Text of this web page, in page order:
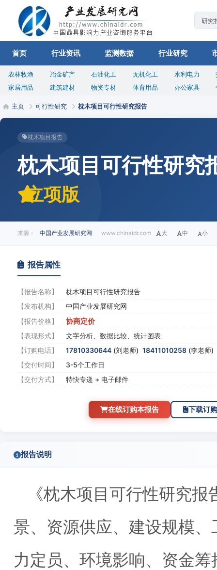
首页 行业资讯 监测数据 行业研究
农林牧渔 冶金矿产 石油化工 无机化工 水利电力
家居用品
建筑建材 物资专材 体育用品 办公家具
主页 可行性研究 枕木项目可行性研究报告
枕木项目报告
枕木项目可行性研究
立项版
来源： 中国产业发展研究网 www.chinaidr.com 大 中 小
报告属性
【报告名称】
枕木项目可行性研究报告
【发布机构】
中国产业发展研究网
【报告价格】
协商定价
【表现形式】
文字分析、数据比较、统计图表
【订购电话】
17810330644 (刘老师) 18411010258 (李老师)
【交付时间】
3-5个工作日
【交付方式】
特快专递 + 电子邮件
在线订购本报告 下载订
报告说明
《枕木项目可行性研究
景、资源供应、建设规模
力定员、环境影响、资金